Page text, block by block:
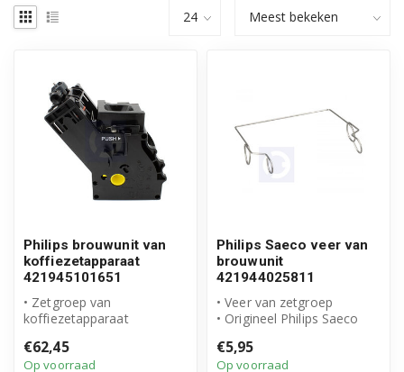
Philips brouwunit van
koffiezetapparaat
421945101651
• Zetgroep van
koffiezetapparaat
product
• Artikelnu...
€62,45
Op voorraad
Philips Saeco veer van
brouwunit
421944025811
• Veer van zetgroep
• Origineel Philips Saeco
• Artikelnummer: 4219440...
€5,95
Op voorraad